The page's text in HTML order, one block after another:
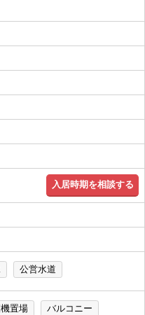
入居時期を相談する
公営水道
置場 バルコニー